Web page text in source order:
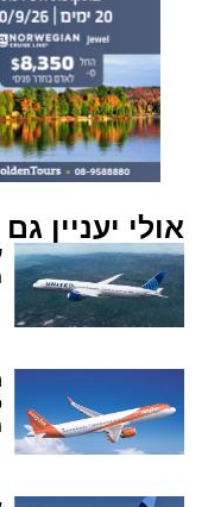
אולי יעניין